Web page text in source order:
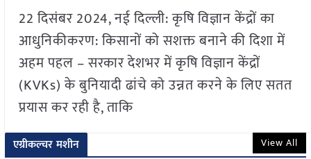
22 दिसंबर 2024, नई दिल्ली: कृषि विज्ञान केंद्रों का
आधुनिकीकरण: किसानों को सशक्त बनाने की दिशा में
अहम पहल – सरकार देशभर में कृषि विज्ञान केंद्रों
(KVKs) के बुनियादी ढांचे को उन्नत करने के लिए सतत
प्रयास कर रही है, ताकि
एग्रीकल्चर मशीन View All